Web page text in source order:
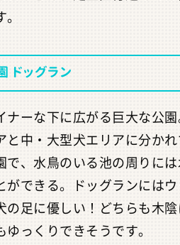
ドッグラン
ナーな下に広がる巨大な公
と中・大型犬エリアに分か
で、水鳥のいる池の周りに
ができる。ドッグランには
の足に優しい！どちらも木
ゆっくりできそうです。